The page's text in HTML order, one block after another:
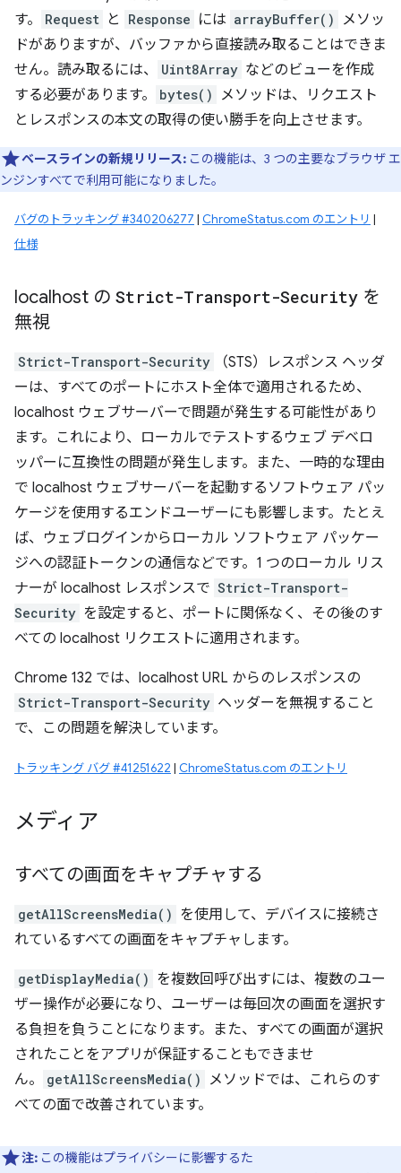
す。
Request と Response には arrayBuffer()
メソッ
ドがありますが、バッファから直接読み取ることはできま
せん。読み取るには、
Uint8Array などのビューを作成
する必要があります。
bytes()
メソッドは、リクエスト
とレスポンスの本文の取得の使い勝手を向上させます。
ベースラインの新規リリース: この機能は、3 つの主要なブラウザ エ
ンジンすべてで利用可能になりました。
バグのトラッキング #340206277 | ChromeStatus.com のエントリ |
仕様
localhost の Strict-Transport-Security を
無視
Strict-Transport-Security
（STS）レスポンス ヘッダ
ーは、すべてのポートにホスト全体で適用されるため、
localhost ウェブサーバーで問題が発生する可能性があり
ます。これにより、ローカルでテストするウェブ デベロ
ッパーに互換性の問題が発生します。また、一時的な理由
で localhost ウェブサーバーを起動するソフトウェア パッ
ケージを使用するエンドユーザーにも影響します。たとえ
ば、ウェブログインからローカル ソフトウェア パッケー
ジへの認証トークンの通信などです。1 つのローカル リス
ナーが localhost レスポンスで Strict-Transport-
Security を設定すると、ポートに関係なく、その後のす
べての localhost リクエストに適用されます。
Chrome 132 では、localhost URL からのレスポンスの
Strict-Transport-Security ヘッダーを無視すること
で、この問題を解決しています。
トラッキング バグ #41251622 | ChromeStatus.com のエントリ
メディア
すべての画面をキャプチャする
getAllScreensMedia() を使用して、デバイスに接続さ
れているすべての画面をキャプチャします。
getDisplayMedia() を複数回呼び出すには、複数のユー
ザー操作が必要になり、ユーザーは毎回次の画面を選択す
る負担を負うことになります。また、すべての画面が選択
されたことをアプリが保証することもできませ
ん。
getAllScreensMedia()
メソッドでは、これらのす
べての面で改善されています。
注: この機能はプライバシーに影響するた